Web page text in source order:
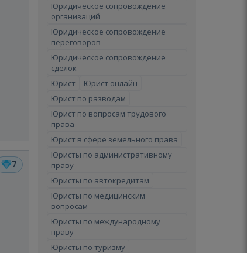
7
Юридическое сопровождение
организаций
Юридическое сопровождение
переговоров
Юридическое сопровождение
сделок
Юрист
Юрист онлайн
Юрист по разводам
Юрист по вопросам трудового
права
Юрист в сфере земельного права
Юристы по административному
праву
Юристы по автокредитам
Юристы по медицинским
вопросам
Юристы по международному
праву
Юристы по туризму